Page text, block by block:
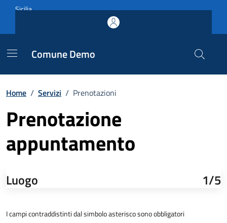
Vai ai contenuti
Vai al footer
Sicilia
Comune Demo
Home / Servizi / Prenotazioni
Prenotazione
appuntamento
Luogo 1/5
I campi contraddistinti dal simbolo asterisco sono obbligatori